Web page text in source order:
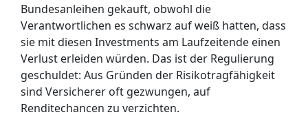
Bundesanleihen gekauft, obwohl die
Verantwortlichen es schwarz auf weiß hatten, dass
sie mit diesen Investments am Laufzeitende einen
Verlust erleiden würden. Das ist der Regulierung
geschuldet: Aus Gründen der Risikotragfähigkeit
sind Versicherer oft gezwungen, auf
Renditechancen zu verzichten.